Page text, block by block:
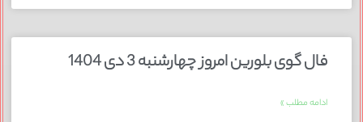
فال گوی بلورین امروز چهارشنبه 3 دی 1404
ادامه مطلب »